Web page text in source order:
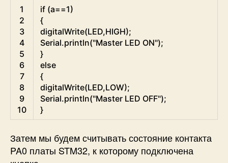
1
2
3
4
5
6
7
8
9
10
if (a==1)
{
digitalWrite(LED,HIGH);
Serial.println("Master LED ON");
}
else
{
digitalWrite(LED,LOW);
Serial.println("Master LED OFF");
}
Затем мы будем считывать состояние контакта
PA0 платы STM32, к которому подключена